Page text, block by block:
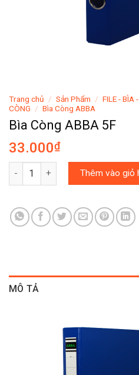
Trang chủ / Sản Phẩm / FILE - BÌA
CÒNG / Bìa Còng ABBA
Bìa Còng ABBA 5F
33.000₫
Bìa Còng ABBA 5F số lượng
Thêm vào giỏ
MÔ TẢ